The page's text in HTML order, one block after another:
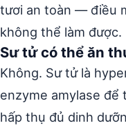
tươi an toàn — điều
không thể làm được.
Sư tử có thể ăn
Không. Sư tử là
enzyme amylase
hấp thụ đủ dinh